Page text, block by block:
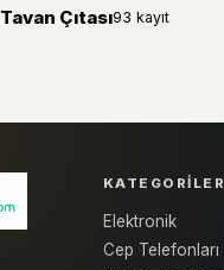
Tavan Çıtası93 kayıt
KATEGORILER
Elektronik
Cep Telefonları